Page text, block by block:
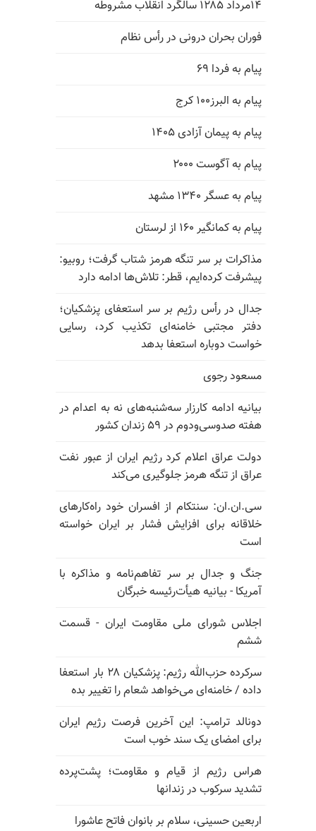
۱۴مرداد ۱۲۸۵ سالگرد انقلاب مشروطه
فوران بحران درونی در رأس نظام
پیام به فردا ۶۹
پیام به البرز۱۰۰ کرج
پیام به پیمان آزادی ۱۴۰۵
پیام به آگوست ۲۰۰۰
پیام به عسگر ۱۳۴۰ مشهد
پیام به کمانگیر ۱۶۰ از لرستان
مذاکرات بر سر تنگه هرمز شتاب گرفت؛ روبیو:
پیشرفت کرده‌ایم، قطر: تلاش‌ها ادامه دارد
جدال در رأس رژیم بر سر استعفای پزشکیان؛
دفتر مجتبی خامنه‌ای تکذیب کرد، رسایی
خواست دوباره استعفا بدهد
مسعود رجوی
بیانیه ادامه کارزار سه‌شنبه‌های نه به اعدام در
هفته صدوسی‌و‌دوم در ۵۹ زندان کشور
دولت عراق اعلام کرد رژیم ایران از عبور نفت
عراق از تنگه هرمز جلوگیری می‌کند
سی.ان.ان: سنتکام از افسران خود راه‌کارهای
خلاقانه برای افزایش فشار بر ایران خواسته
است
جنگ و جدال بر سر تفاهم‌نامه و مذاکره با
آمریکا - بیانیه هیأت‌رئیسه خبرگان
اجلاس شورای ملی مقاومت ایران - قسمت
ششم
سرکرده حزب‌الله رژیم: پزشکیان ۲۸ بار استعفا
داده / خامنه‌ای می‌خواهد شعام را تغییر بده
دونالد ترامپ: این آخرین فرصت رژیم ایران
برای امضای یک سند خوب است
هراس رژیم از قیام و مقاومت؛ پشت‌پرده
تشدید سرکوب در زندانها
اربعین حسینی، سلام بر بانوان فاتح عاشورا